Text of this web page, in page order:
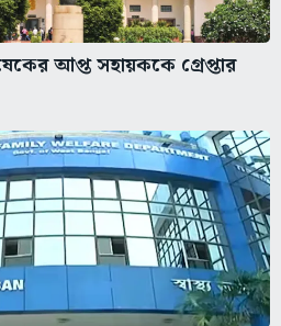
আপ্ত সহায়ককে গ্রেপ্তার